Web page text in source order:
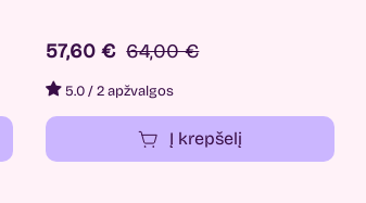
57,60 € 64,00 €
5.0/2 apžvalgos
Į krepšelį